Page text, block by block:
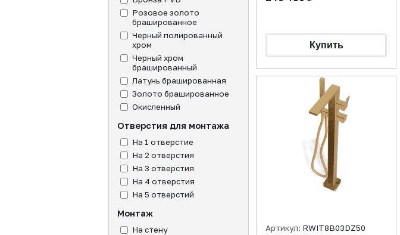
Розовое золото
брашированное
Черный полированный
хром
Черный хром
брашированный
Латунь брашированная
Золото брашированное
Окисленный
Отверстия для монтажа
На 1 отверстие
На 2 отверстия
На 3 отверстия
На 4 отверстия
На 5 отверстий
Монтаж
На стену
Артикул: RWIT8B03DZ50